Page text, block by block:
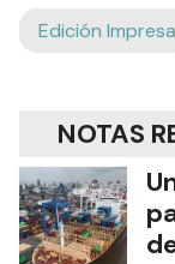
Edición Impresa
NOTAS